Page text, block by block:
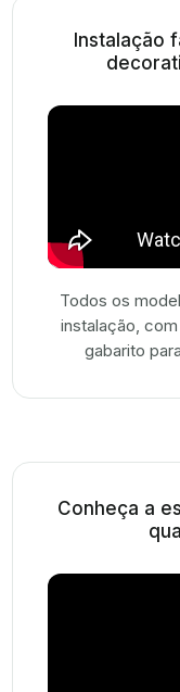
Instalação
Todos os
instalação,
gabarito
Conheça a